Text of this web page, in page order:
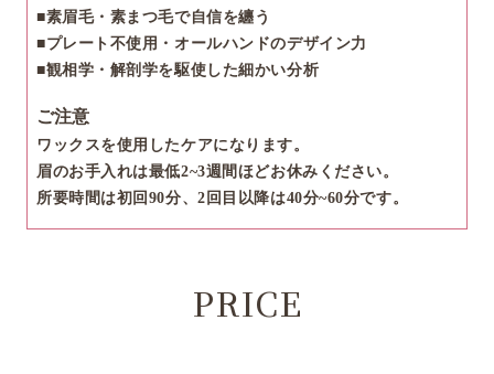
■素眉毛・素まつ毛で自信を纏う
■プレート不使用・オールハンドのデザイン力
■観相学・解剖学を駆使した細かい分析
ご注意
ワックスを使用したケアになります。
眉のお手入れは最低2~3週間ほどお休みください。
所要時間は初回90分、2回目以降は40分~60分です。
PRICE